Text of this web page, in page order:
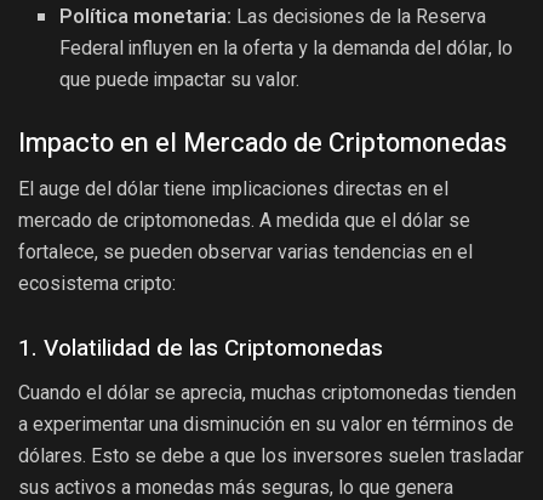
Política monetaria: Las decisiones de la Reserva
Federal influyen en la oferta y la demanda del dólar, lo
que puede impactar su valor.
Impacto en el Mercado de Criptomonedas
El auge del dólar tiene implicaciones directas en el
mercado de criptomonedas. A medida que el dólar se
fortalece, se pueden observar varias tendencias en el
ecosistema cripto:
1. Volatilidad de las Criptomonedas
Cuando el dólar se aprecia, muchas criptomonedas tienden
a experimentar una disminución en su valor en términos de
dólares. Esto se debe a que los inversores suelen trasladar
sus activos a monedas más seguras, lo que genera